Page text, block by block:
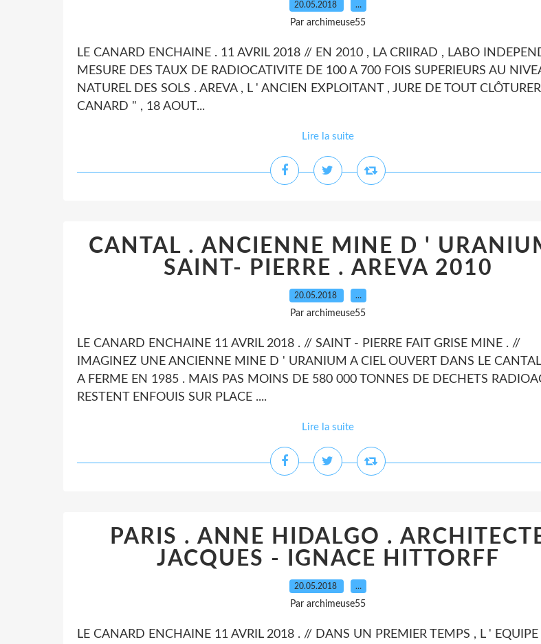
20.05.2018 …
Par archimeuse55
LE CANARD ENCHAINE . 11 AVRIL 2018 // EN 2010 , LA CRIIRAD , LABO
MESURE DES TAUX DE RADIOCATIVITE DE 100 A 700 FOIS SUPERIEURS AU
NATUREL DES SOLS . AREVA , L ' ANCIEN EXPLOITANT , JURE DE TOUT
CANARD " , 18 AOUT...
Lire la suite
CANTAL . ANCIENNE MINE D '
SAINT- PIERRE . AREVA 2010
20.05.2018 …
Par archimeuse55
LE CANARD ENCHAINE 11 AVRIL 2018 . // SAINT - PIERRE FAIT GRISE MINE . //
IMAGINEZ UNE ANCIENNE MINE D ' URANIUM A CIEL OUVERT DANS LE CANTAL
A FERME EN 1985 . MAIS PAS MOINS DE 580 000 TONNES DE DECHETS
RESTENT ENFOUIS SUR PLACE ....
Lire la suite
PARIS . ANNE HIDALGO .
JACQUES - IGNACE HITTORFF
20.05.2018 …
Par archimeuse55
LE CANARD ENCHAINE 11 AVRIL 2018 . // DANS UN PREMIER TEMPS , L ' EQUIPE